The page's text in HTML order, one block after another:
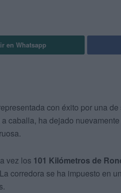
en Whatsapp
con éxito por una
caballa, ha dejado
vez los 101 Kilómetros de
corredora se ha impuesto en